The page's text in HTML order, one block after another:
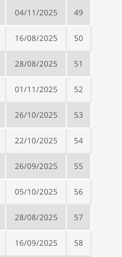
49
04/11/2025
50
16/08/2025
51
28/08/2025
52
01/11/2025
53
26/10/2025
54
22/10/2025
55
26/09/2025
56
05/10/2025
57
28/08/2025
58
16/09/2025